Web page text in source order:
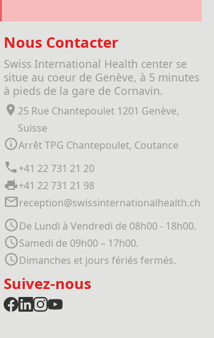
Nous Contacter
Swiss International Health center se
situe au coeur de Genève, à 5 minutes
à pieds de la gare de Cornavin.
25 Rue Chantepoulet 1201 Genève,
Suisse
Arrêt TPG Chantepoulet, Coutance
+41 22 731 21 20
+41 22 731 21 98
reception@swissinternationalhealth.ch
De Lundi à Vendredi de 08h00 - 18h00.
Samedi de 09h00 – 17h00.
Dimanches et jours fériés fermés.
Suivez-nous